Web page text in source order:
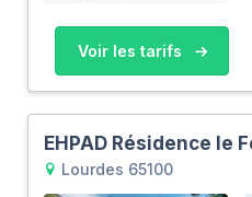
Voir les tarifs
EHPAD Résidence le
Lourdes 65100